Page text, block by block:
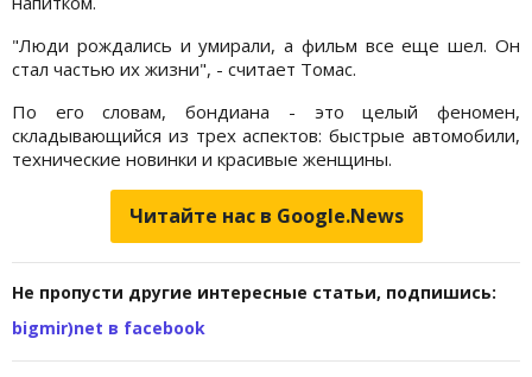
"Люди рождались и умирали, а фильм все еще шел. Он
стал частью их жизни", - считает Томас.
По его словам, бондиана - это целый феномен,
складывающийся из трех аспектов: быстрые автомобили,
технические новинки и красивые женщины.
Читайте нас в Google.News
Не пропусти другие интересные статьи, подпишись:
bigmir)net в facebook